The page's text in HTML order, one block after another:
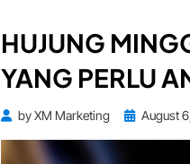
HUJUNG
YANG PERLU
byXM Marketing
Posted
on
August